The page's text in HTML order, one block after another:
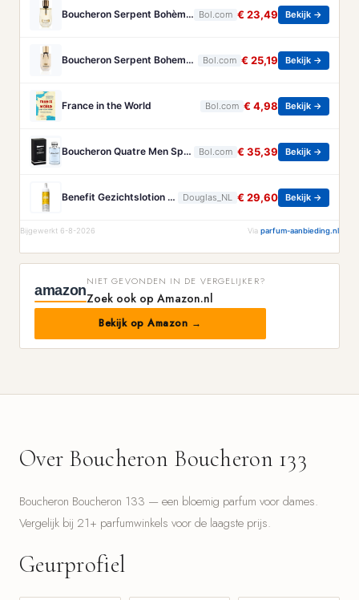
Boucheron Serpent Bohème Eau de Parfum 50 ml Bol.com € 23,49 Bekijk →
Boucheron Serpent Boheme Eau de parfum spray 30 ml Bol.com € 25,19 Bekijk →
France in the World Bol.com € 4,98 Bekijk →
Boucheron Quatre Men Spray - 100 ml - Eau De Toilette Bol.com € 35,39 Bekijk →
Benefit Gezichtslotion The POREfessional Gezichtstoner Unisex 133ml Douglas_NL € 29,60 Bekijk →
Bijgewerkt 6-8-2026 Via parfum-aanbieding.nl
amazon
NIET GEVONDEN IN DE VERGELIJKER?
Zoek ook op Amazon.nl
Bekijk op Amazon →
Over Boucheron Boucheron 133
Boucheron Boucheron 133 — een bloemig parfum voor dames.
Vergelijk bij 21+ parfumwinkels voor de laagste prijs.
Geurprofiel